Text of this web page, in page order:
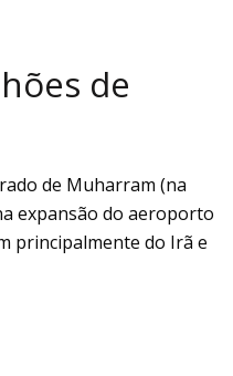
de
de Muharram (na
expansão do aeroporto
principalmente do Irã e